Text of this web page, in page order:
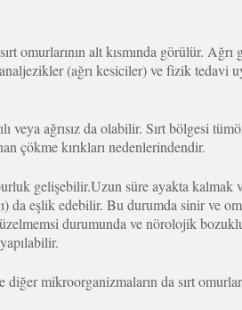
omurlarının alt kısmında görülür.
(ağrı kesiciler) ve fizik tedavi
veya ağrısız da olabilir. Sırt bölgesi
çökme kırıkları nedenlerindendir.
gelişebilir.Uzun süre ayakta kalmak
da eşlik edebilir. Bu durumda sinir ve
durumunda ve nörolojik
mikroorganizmaların da sırt